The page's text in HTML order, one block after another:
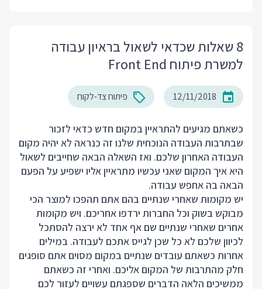
8 שאלות שכדאי לשאול בראיון עבודה
למשרת פיתוח Front End
12/11/2018 פיתוח צד-לקוח
כשאתם מגיעים להתראיין במקום חדש כדאי לזכור
שבתרבות העבודה הנוכחית שלנו זה כנראה לא יהיה מקום
העבודה האחרון שלכם. ואז השאלה הבאה שחייבים לשאול
היא איך המקום שאני עכשיו מתראיין אליו ישפיע על הפעם
הבאה בה אחפש עבודה.
יש מקומות שאחרי שנתיים בהם אתם תהפכו למוצר הכי
מבוקש בשוק וכל החברות ירדפו אחריכם. ויש מקומות
אחרים שאחרי שנתיים שם אף אחד לא ירצה להסתכל
לכיוון שלכם לא כל שכן לגייס אתכם לעבודה. במילים
אחרות כשאתם עובדים שנתיים במקום מסוים אתם סופגים
חלק מהתרבות של המקום אליכם. ואחרי זה כשאתם
ממשיכים הלאה הדברים שספגתם עשויים לעזור לכם